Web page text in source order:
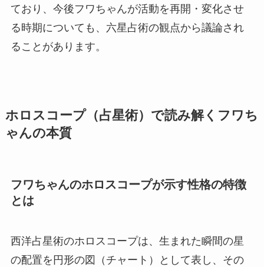
ており、今後フワちゃんが活動を再開・変化させ
る時期についても、六星占術の観点から議論され
ることがあります。
ホロスコープ（占星術）で読み解くフワち
ゃんの本質
フワちゃんのホロスコープが示す性格の特徴
とは
西洋占星術のホロスコープは、生まれた瞬間の星
の配置を円形の図（チャート）として表し、その